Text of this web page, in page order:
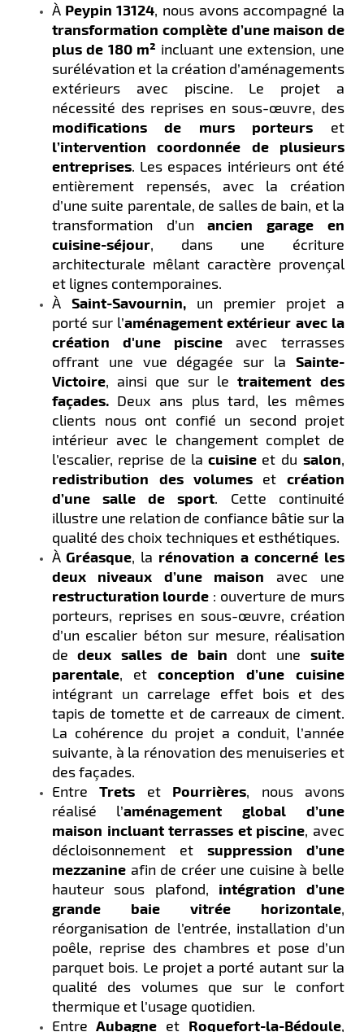
À Peypin 13124, nous avons accompagné la
transformation complète d’une maison de
plus de 180 m² incluant une extension, une
surélévation et la création d’aménagements
extérieurs avec piscine. Le projet a
nécessité des reprises en sous-œuvre, des
modifications de murs porteurs et
l’intervention coordonnée de plusieurs
entreprises. Les espaces intérieurs ont été
entièrement repensés, avec la création
d’une suite parentale, de salles de bain, et la
transformation d’un ancien garage en
cuisine-séjour, dans une écriture
architecturale mêlant caractère provençal
et lignes contemporaines.
À
Saint-Savournin,
un premier projet a
porté sur l’aménagement extérieur avec la
création d'une piscine
avec terrasses
offrant une vue dégagée sur la
Sainte-
Victoire, ainsi que sur le traitement des
façades. Deux ans plus tard, les mêmes
clients nous ont confié un second projet
intérieur avec le changement complet de
l’escalier, reprise de la cuisine et du salon,
redistribution des volumes et
création
d’une salle de sport. Cette continuité
illustre une relation de confiance bâtie sur la
qualité des choix techniques et esthétiques.
À Gréasque, la rénovation a concerné les
deux niveaux d’une maison
avec une
restructuration lourde : ouverture de murs
porteurs, reprises en sous-œuvre, création
d’un escalier béton sur mesure, réalisation
de deux salles de bain dont une
suite
parentale, et conception d’une cuisine
intégrant un carrelage effet bois et des
tapis de tomette et de carreaux de ciment.
La cohérence du projet a conduit, l’année
suivante, à la rénovation des menuiseries et
des façades.
Entre Trets et Pourrières, nous avons
réalisé l’aménagement global d’une
maison incluant terrasses et piscine, avec
décloisonnement et suppression d’une
mezzanine afin de créer une cuisine à belle
hauteur sous plafond, intégration d’une
grande baie vitrée horizontale,
réorganisation de l’entrée, installation d’un
poêle, reprise des chambres et pose d’un
parquet bois. Le projet a porté autant sur la
qualité des volumes que sur le confort
thermique et l’usage quotidien.
Entre Aubagne et Roquefort-la-Bédoule,